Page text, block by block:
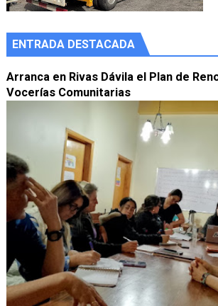
ENTRADA DESTACADA
Arranca en Rivas Dávila el Plan de
Vocerías Comunitarias